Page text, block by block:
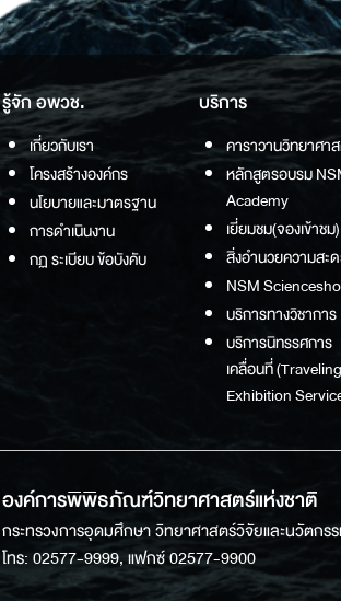
รู้จัก อพวช.
เกี่ยวกับเรา
โครงสร้างองค์กร
นโยบายและมาตรฐาน
การดำเนินงาน
กฏ ระเบียบ ข้อบังคับ
บริการ
คาราวานวิทยาศา
หลักสูตรอบรม
Academy
เยี่ยมชม(จองเข้าชม)
สิ่งอำนวยความสะ
NSM
บริการทางวิชาการ
บริการนิทรรศการ
เคลื่อนที่ (Traveling
Exhibition
องค์การพิพิธภัณฑ์วิทยาศาสตร์แห่งชาติ
กระทรวงการอุดมศึกษา วิทยาศาสตร์วิจัยและนวัตก
โทร: 02577-9999, แฟกซ์ 02577-9900